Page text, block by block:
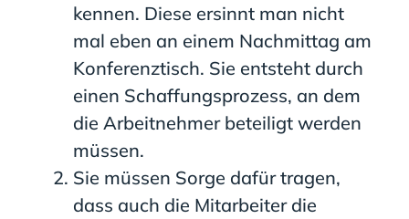
kennen. Diese ersinnt man nicht
mal eben an einem Nachmittag am
Konferenztisch. Sie entsteht durch
einen Schaffungsprozess, an dem
die Arbeitnehmer beteiligt werden
müssen.
Sie müssen Sorge dafür tragen,
dass auch die Mitarbeiter die